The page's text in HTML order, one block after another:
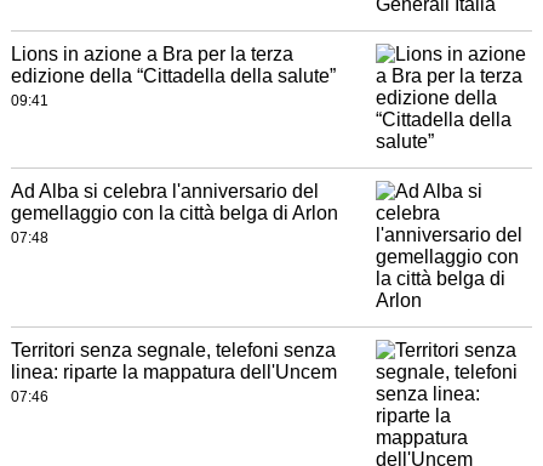
Lions in azione a Bra per la terza
edizione della “Cittadella della salute”
09:41
Ad Alba si celebra l'anniversario del
gemellaggio con la città belga di Arlon
07:48
Territori senza segnale, telefoni senza
linea: riparte la mappatura dell'Uncem
07:46